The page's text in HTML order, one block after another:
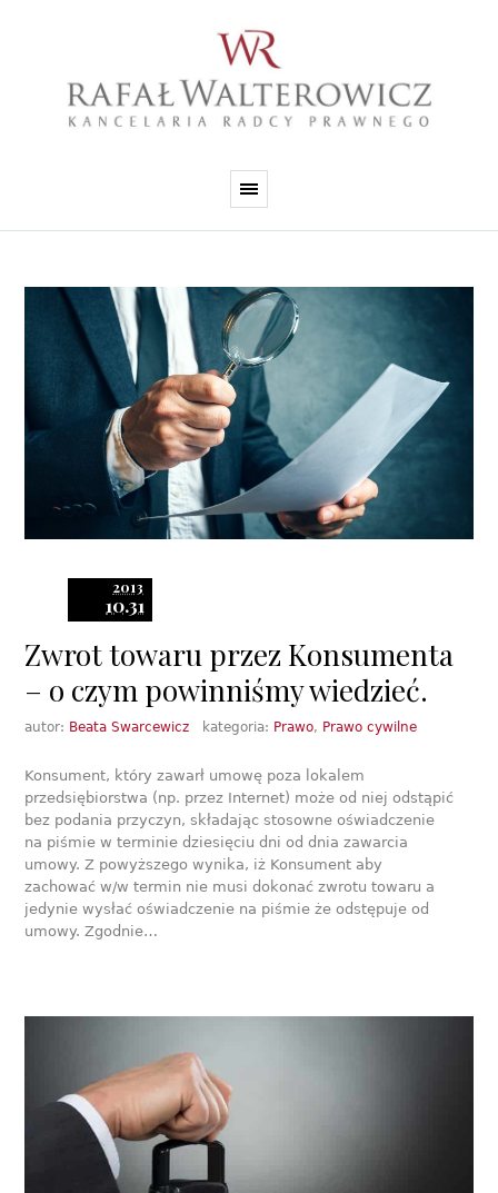
2013
10.31
Zwrot towaru przez Konsumenta
– o czym powinniśmy wiedzieć.
autor: Beata Swarcewicz kategoria: Prawo, Prawo cywilne
Konsument, który zawarł umowę poza lokalem
przedsiębiorstwa (np. przez Internet) może od niej odstąpić
bez podania przyczyn, składając stosowne oświadczenie
na piśmie w terminie dziesięciu dni od dnia zawarcia
umowy. Z powyższego wynika, iż Konsument aby
zachować w/w termin nie musi dokonać zwrotu towaru a
jedynie wysłać oświadczenie na piśmie że odstępuje od
umowy. Zgodnie…